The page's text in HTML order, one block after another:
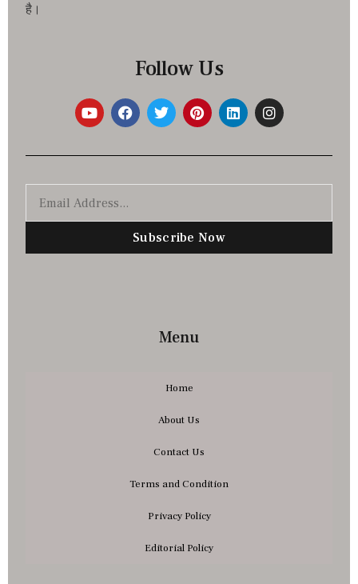
है।
Follow Us
Subscribe Now
Menu
Home
About Us
Contact Us
Terms and Condition
Privacy Policy
Editorial Policy